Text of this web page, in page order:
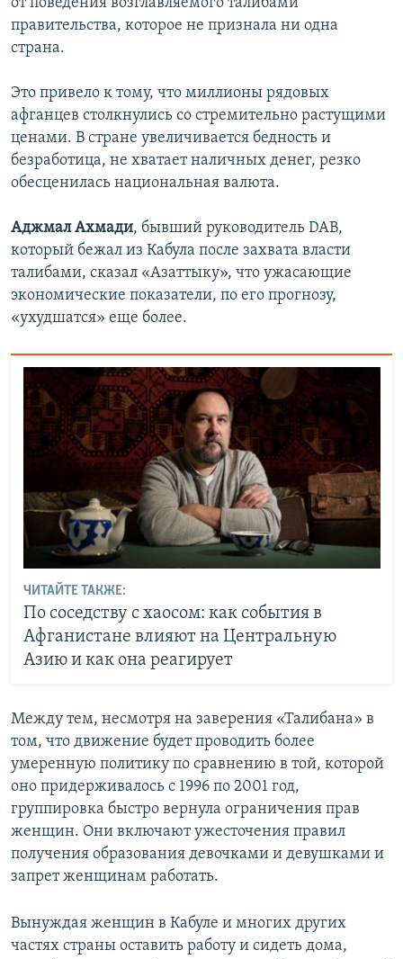
правительства, которое не признала ни одна
страна.
Это привело к тому, что миллионы рядовых
афганцев столкнулись со стремительно растущими
ценами. В стране увеличивается бедность и
безработица, не хватает наличных денег, резко
обесценилась национальная валюта.
Аджмал Ахмади, бывший руководитель DAB,
который бежал из Кабула после захвата власти
талибами, сказал «Азаттыку», что ужасающие
экономические показатели, по его прогнозу,
«ухудшатся» еще более.
ЧИТАЙТЕ ТАКЖЕ:
По соседству с хаосом: как события в
Афганистане влияют на Центральную
Азию и как она реагирует
Между тем, несмотря на заверения «Талибана» в
том, что движение будет проводить более
умеренную политику по сравнению в той, которой
оно придерживалось с 1996 по 2001 год,
группировка быстро вернула ограничения прав
женщин. Они включают ужесточения правил
получения образования девочками и девушками и
запрет женщинам работать.
Вынуждая женщин в Кабуле и многих других
частях страны оставить работу и сидеть дома,